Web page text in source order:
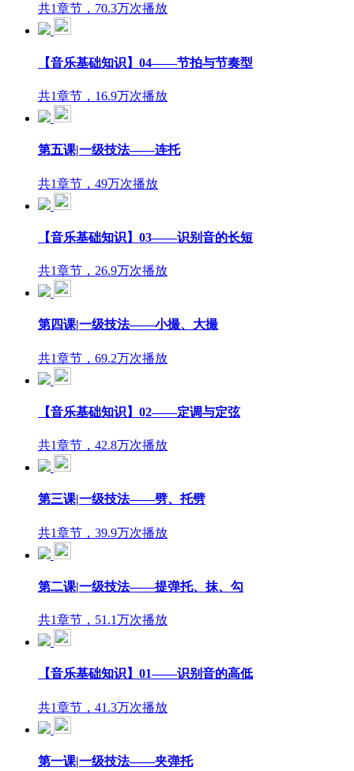
共1章节，70.3万次播放
【音乐基础知识】04——节拍与节奏型
共1章节，16.9万次播放
第五课|一级技法——连托
共1章节，49万次播放
【音乐基础知识】03——识别音的长短
共1章节，26.9万次播放
第四课|一级技法——小撮、大撮
共1章节，69.2万次播放
【音乐基础知识】02——定调与定弦
共1章节，42.8万次播放
第三课|一级技法——劈、托劈
共1章节，39.9万次播放
第二课|一级技法——提弹托、抹、勾
共1章节，51.1万次播放
【音乐基础知识】01——识别音的高低
共1章节，41.3万次播放
第一课|一级技法——夹弹托